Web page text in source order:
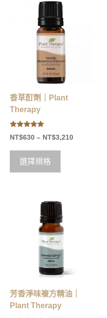
香草酊劑｜Plant
Therapy
4.86
out of 5
NT$630 – NT$3,210
選擇規格
芳香淨味複方精油｜
Plant Therapy